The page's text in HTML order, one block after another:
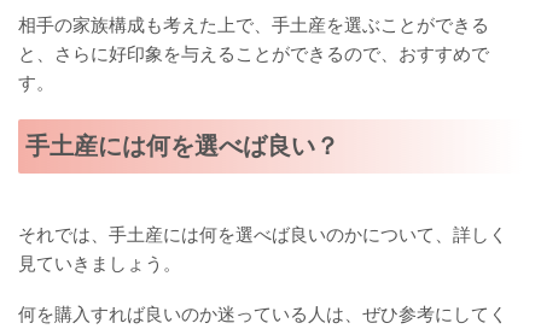
相手の家族構成も考えた上で、手土産を選ぶことができる
と、さらに好印象を与えることができるので、おすすめで
す。
手土産には何を選べば良い？
それでは、手土産には何を選べば良いのかについて、詳しく
見ていきましょう。
何を購入すれば良いのか迷っている人は、ぜひ参考にしてく